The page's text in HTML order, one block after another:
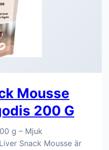
Mousse
200 G
g – Mjuk
Snack Mousse är